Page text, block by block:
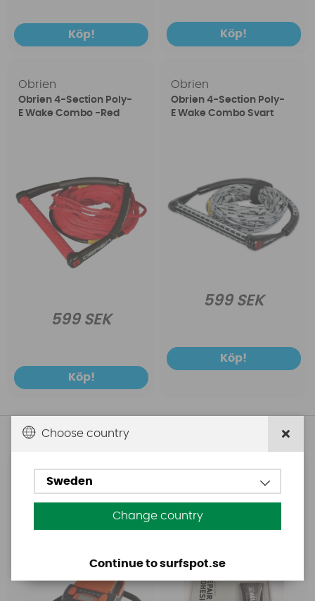
Köp! Köp!
Obrien
Obrien 4-Section Poly-
E Wake Combo -Red
599 SEK
Köp!
Obrien
Obrien 4-Section Poly-
E Wake Combo Svart
599 SEK
Köp!
Andra köpte även
Base Rechargeable
Aquasure FD
Choose country
Sweden
Change country
Continue to surfspot.se